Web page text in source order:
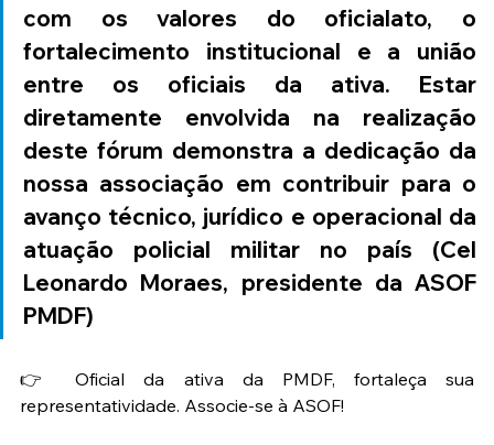
com os valores do oficialato, o
fortalecimento institucional e a união
entre os oficiais da ativa. Estar
diretamente envolvida na realização
deste fórum demonstra a dedicação da
nossa associação em contribuir para o
avanço técnico, jurídico e operacional da
atuação policial militar no país (Cel
Leonardo Moraes, presidente da ASOF
PMDF)
👉 Oficial da ativa da PMDF, fortaleça sua
representatividade. Associe-se à ASOF!